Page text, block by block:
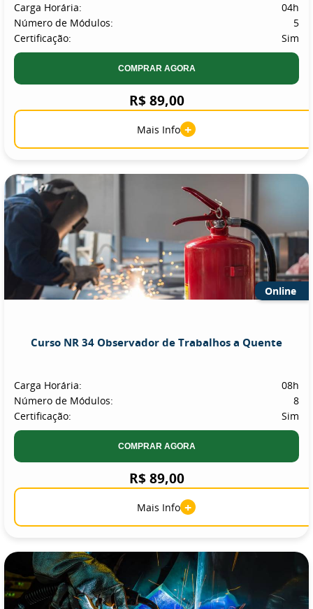
Carga Horária:
04h
Número de Módulos:
5
Certificação:
Sim
COMPRAR AGORA
R$ 89,00
Mais Info +
Online
Curso NR 34 Observador de Trabalhos a Quente
Carga Horária:
08h
Número de Módulos:
8
Certificação:
Sim
COMPRAR AGORA
R$ 89,00
Mais Info +